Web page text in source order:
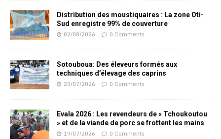
Distribution des moustiquaires : La zone Oti-
Sud enregistre 99% de couverture
02/08/2026 0 Comments
Sotouboua: Des éleveurs formés aux
techniques d’élevage des caprins
23/07/2026 0 Comments
Evala 2026 : Les revendeurs de « Tchoukoutou
» et de la viande de porc se frottent les mains
19/07/2026 0 Comments